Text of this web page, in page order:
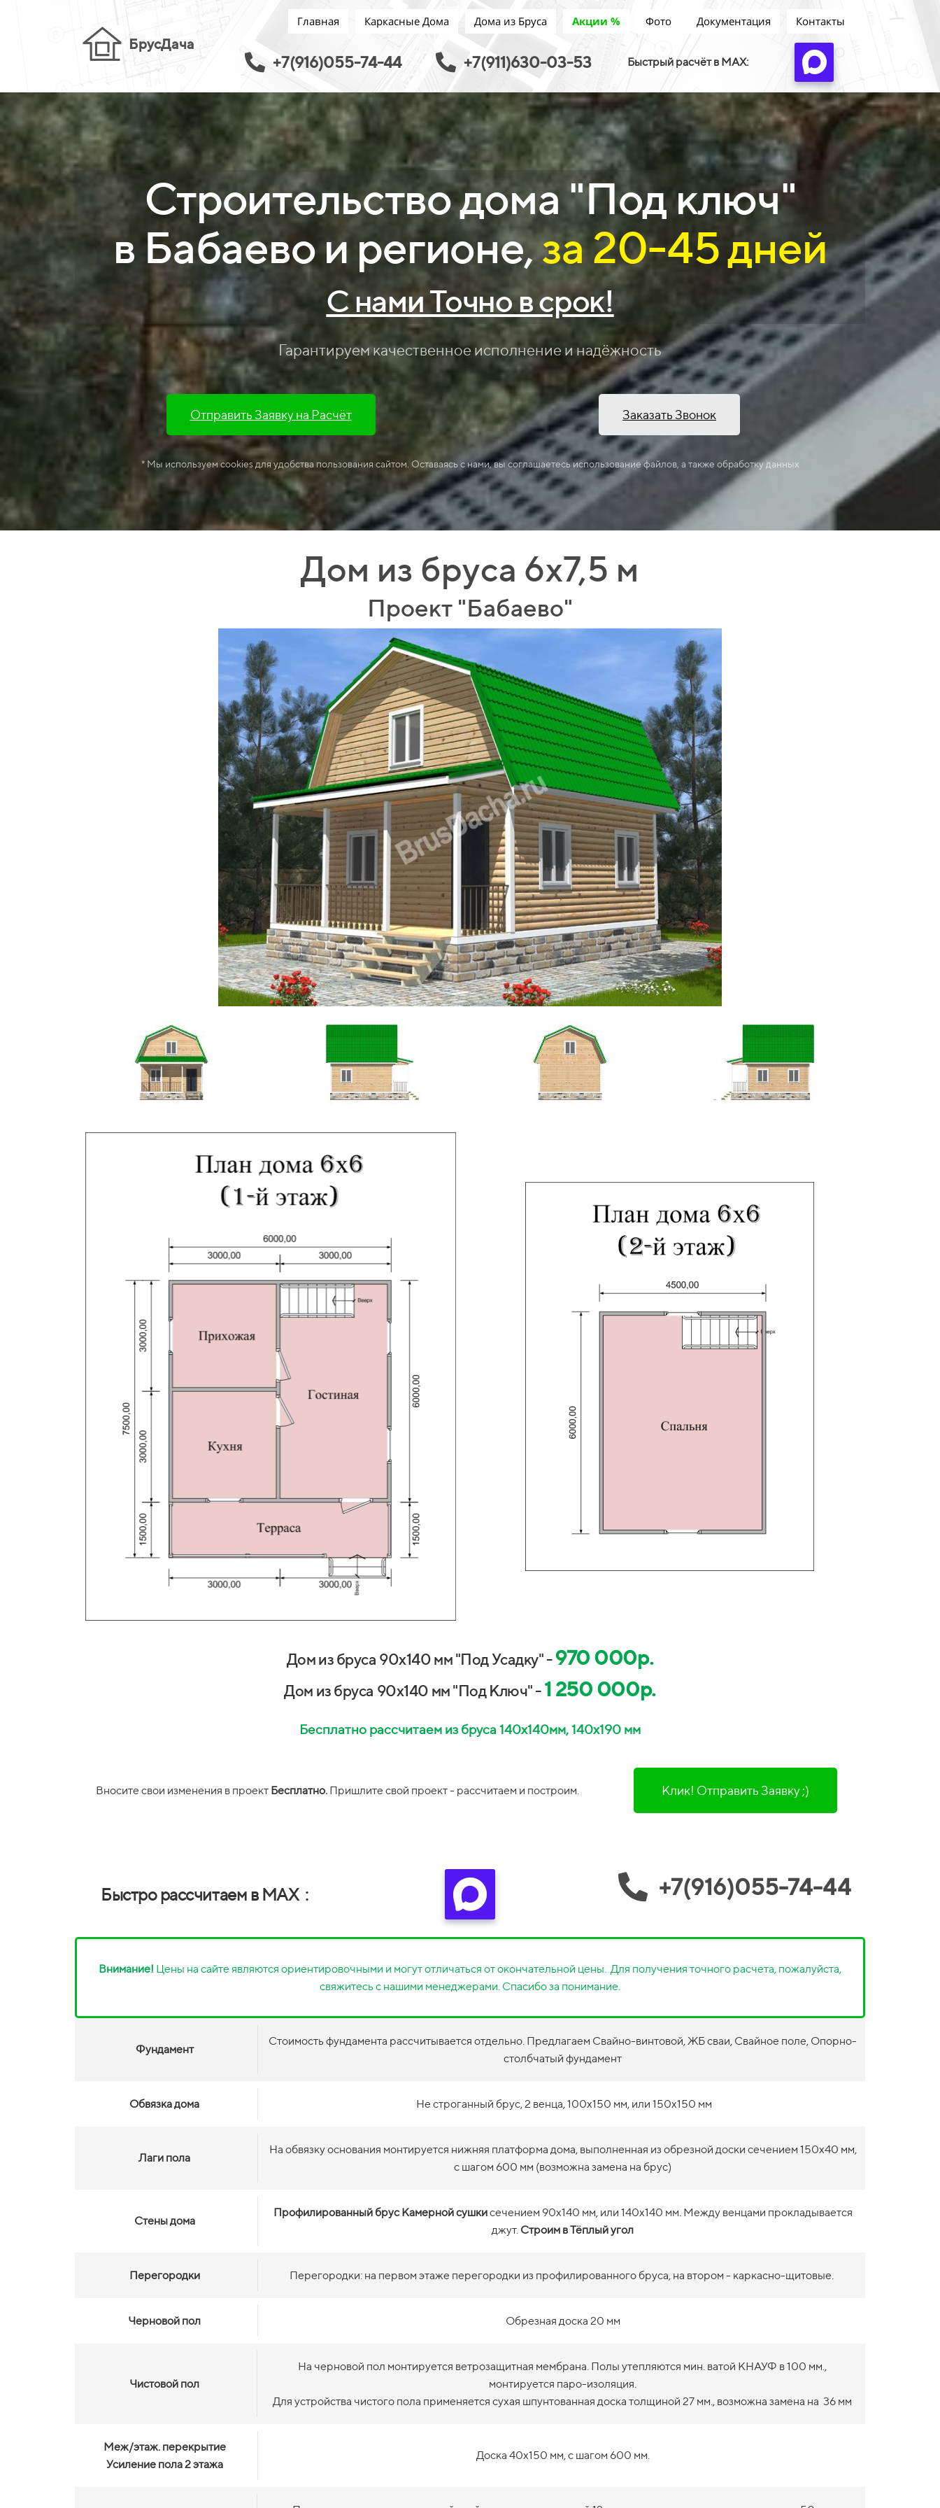
БрусДача
Главная Каркасные Дома Дома из Бруса Акции % Фото Документация Контакты
+7(916)055-74-44 +7(911)630-03-53 Быстрый расчёт в MAX:
Строительство дома "Под ключ"
в Бабаево и регионе,за 20-45 дней
С нами Точно в срок!
Гарантируем качественное исполнение и надёжность
Отправить Заявку на Расчёт Заказать Звонок
* Мы используем cookies для удобства пользования сайтом. Оставаясь с нами, вы соглашаетесь использование файлов, а также обработку данных
Дом из бруса 6х7,5 м
Проект "Бабаево"
Дом из бруса 90х140 мм "Под Усадку" -970 000р.
Дом из бруса 90х140 мм "Под Ключ" -1 250 000р.
Бесплатно рассчитаем из бруса 140х140мм, 140х190 мм
Вносите свои изменения в проект Бесплатно. Пришлите свой проект - рассчитаем и построим. Клик! Отправить Заявку ;)
Быстро рассчитаем в MAX : +7(916)055-74-44
Внимание! Цены на сайте являются ориентировочными и могут отличаться от окончательной цены. Для получения точного расчета, пожалуйста,
свяжитесь с нашими менеджерами. Спасибо за понимание.
Фундамент
Стоимость фундамента рассчитывается отдельно. Предлагаем Свайно-винтовой, ЖБ сваи, Свайное поле, Опорно-
столбчатый фундамент
Обвязка дома Не строганный брус, 2 венца, 100х150 мм, или 150х150 мм
Лаги пола
На обвязку основания монтируется нижняя платформа дома, выполненная из обрезной доски сечением 150х40 мм,
с шагом 600 мм (возможна замена на брус)
Стены дома
Профилированный брус Камерной сушкисечением 90х140 мм, или 140х140 мм. Между венцами прокладывается
джут. Строим в Тёплый угол
Перегородки Перегородки: на первом этаже перегородки из профилированного бруса, на втором - каркасно-щитовые.
Черновой пол Обрезная доска 20 мм
Чистовой пол
На черновой пол монтируется ветрозащитная мембрана. Полы утепляются мин. ватой КНАУФ в 100 мм.,
монтируется паро-изоляция.
Для устройства чистого пола применяется сухая шпунтованная доска толщиной 27 мм., возможна замена на 36 мм
Меж/этаж. перекрытие
Усиление пола 2 этажа
Доска 40х150 мм, с шагом 600 мм.